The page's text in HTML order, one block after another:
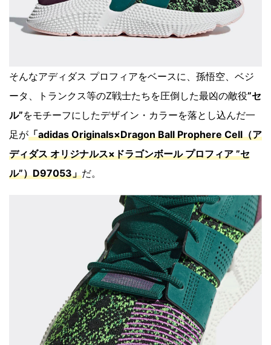
そんなアディダス プロフィアをベースに、孫悟空、ベジ
ータ、トランクス等のZ戦士たちを圧倒した最凶の敵役”セ
ル”をモチーフにしたデザイン・カラーを落とし込んだ一
足が「adidas Originals×Dragon Ball Prophere Cell（ア
ディダス オリジナルス×ドラゴンボール プロフィア ”セ
ル”）D97053」だ。